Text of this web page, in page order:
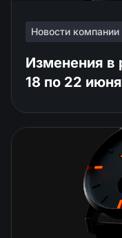
Новости компании
Изменения в
18 по 22 июня